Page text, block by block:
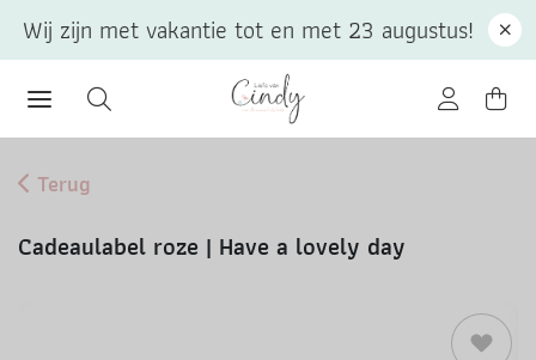
Terug
Cadeaulabel roze | Have a lovely day
Wij zijn met vakantie tot en met 23 augustus!